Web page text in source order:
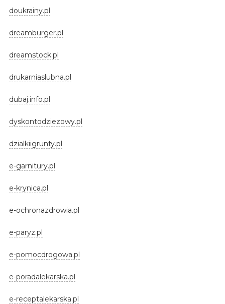
doukrainy.pl
dreamburger.pl
dreamstock.pl
drukarniaslubna.pl
dubaj.info.pl
dyskontodziezowy.pl
dzialkiigrunty.pl
e-garnitury.pl
e-krynica.pl
e-ochronazdrowia.pl
e-paryz.pl
e-pomocdrogowa.pl
e-poradalekarska.pl
e-receptalekarska.pl